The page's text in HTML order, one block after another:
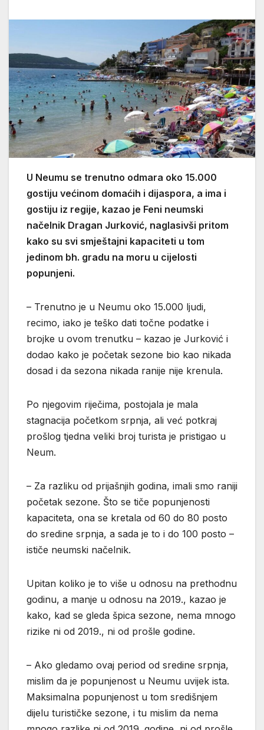
U Neumu se trenutno odmara oko 15.000
gostiju većinom domaćih i dijaspora, a ima i
gostiju iz regije, kazao je Feni neumski
načelnik Dragan Jurković, naglasivši pritom
kako su svi smještajni kapaciteti u tom
jedinom bh. gradu na moru u cijelosti
popunjeni.
– Trenutno je u Neumu oko 15.000 ljudi,
recimo, iako je teško dati točne podatke i
brojke u ovom trenutku – kazao je Jurković i
dodao kako je početak sezone bio kao nikada
dosad i da sezona nikada ranije nije krenula.
Po njegovim riječima, postojala je mala
stagnacija početkom srpnja, ali već potkraj
prošlog tjedna veliki broj turista je pristigao u
Neum.
– Za razliku od prijašnjih godina, imali smo raniji
početak sezone. Što se tiče popunjenosti
kapaciteta, ona se kretala od 60 do 80 posto
do sredine srpnja, a sada je to i do 100 posto –
ističe neumski načelnik.
Upitan koliko je to više u odnosu na prethodnu
godinu, a manje u odnosu na 2019., kazao je
kako, kad se gleda špica sezone, nema mnogo
rizike ni od 2019., ni od prošle godine.
– Ako gledamo ovaj period od sredine srpnja,
mislim da je popunjenost u Neumu uvijek ista.
Maksimalna popunjenost u tom središnjem
dijelu turističke sezone, i tu mislim da nema